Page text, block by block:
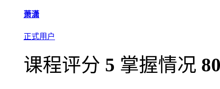
萧潇
正式用户
课程评分 5 掌握情况